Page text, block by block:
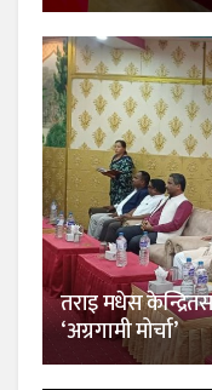
तराइ मधेस
‘अग्रगामी मोर्चा’